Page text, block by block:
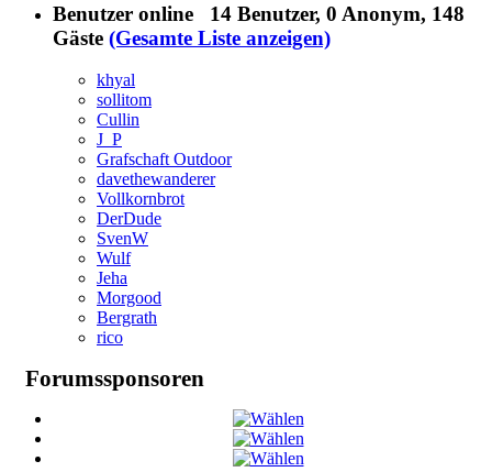
Benutzer online 14 Benutzer, 0 Anonym, 148
Gäste (Gesamte Liste anzeigen)
khyal
sollitom
Cullin
J_P
Grafschaft Outdoor
davethewanderer
Vollkornbrot
DerDude
SvenW
Wulf
Jeha
Morgood
Bergrath
rico
Forumssponsoren